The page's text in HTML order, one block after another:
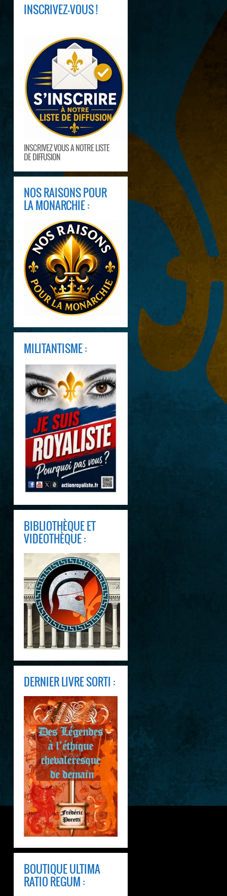
INSCRIVEZ-VOUS !
INSCRIVEZ VOUS A NOTRE LISTE
DE DIFFUSION
NOS RAISONS POUR
LA MONARCHIE :
MILITANTISME :
BIBLIOTHÈQUE ET
VIDEOTHÈQUE :
DERNIER LIVRE SORTI :
BOUTIQUE ULTIMA
RATIO REGUM :